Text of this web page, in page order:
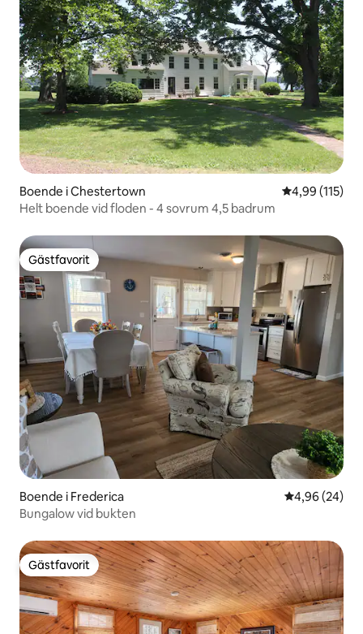
Boende i Chestertown 4,99 av 5 i
4,99 (115)
Helt boende vid floden - 4 sovrum 4,5 badrum
Gästfavorit
Gästfavorit
Boende i Frederica 4,96 av 5 i
4,96 (24)
Bungalow vid bukten
Gästfavorit
Gästfavorit